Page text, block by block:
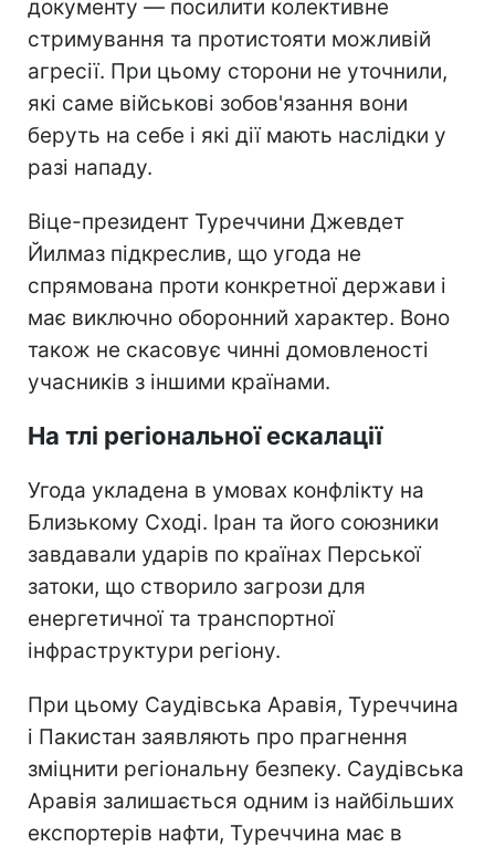
документу — посилити колективне
стримування та протистояти можливій
агресії. При цьому сторони не уточнили,
які саме військові зобов'язання вони
беруть на себе і які дії мають наслідки у
разі нападу.
Віце-президент Туреччини Джевдет
Йилмаз підкреслив, що угода не
спрямована проти конкретної держави і
має виключно оборонний характер. Воно
також не скасовує чинні домовленості
учасників з іншими країнами.
На тлі регіональної ескалації
Угода укладена в умовах конфлікту на
Близькому Сході. Іран та його союзники
завдавали ударів по країнах Перської
затоки, що створило загрози для
енергетичної та транспортної
інфраструктури регіону.
При цьому Саудівська Аравія, Туреччина
і Пакистан заявляють про прагнення
зміцнити регіональну безпеку. Саудівська
Аравія залишається одним із найбільших
експортерів нафти, Туреччина має в